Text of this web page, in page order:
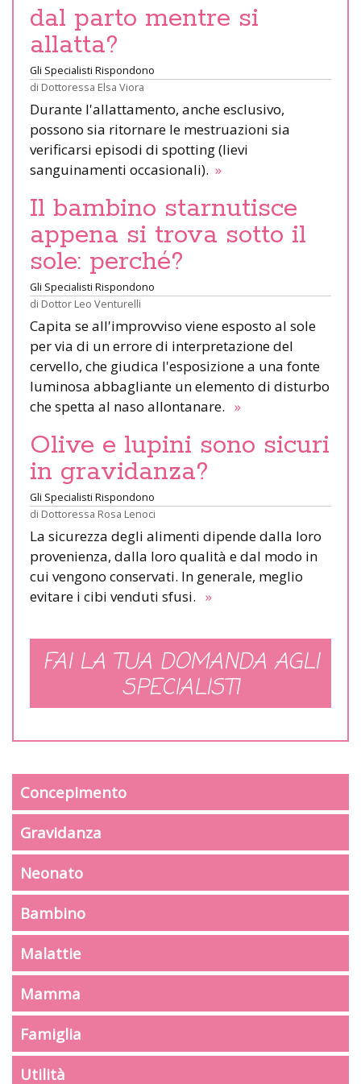
dal parto mentre si
allatta?
Gli Specialisti Rispondono
di Dottoressa Elsa Viora
Durante l'allattamento, anche esclusivo,
possono sia ritornare le mestruazioni sia
verificarsi episodi di spotting (lievi
sanguinamenti occasionali). »
Il bambino starnutisce
appena si trova sotto il
sole: perché?
Gli Specialisti Rispondono
di Dottor Leo Venturelli
Capita se all'improvviso viene esposto al sole
per via di un errore di interpretazione del
cervello, che giudica l'esposizione a una fonte
luminosa abbagliante un elemento di disturbo
che spetta al naso allontanare. »
Olive e lupini sono sicuri
in gravidanza?
Gli Specialisti Rispondono
di Dottoressa Rosa Lenoci
La sicurezza degli alimenti dipende dalla loro
provenienza, dalla loro qualità e dal modo in
cui vengono conservati. In generale, meglio
evitare i cibi venduti sfusi. »
FAI LA TUA DOMANDA AGLI
SPECIALISTI
Concepimento
Gravidanza
Neonato
Bambino
Malattie
Mamma
Famiglia
Utilità